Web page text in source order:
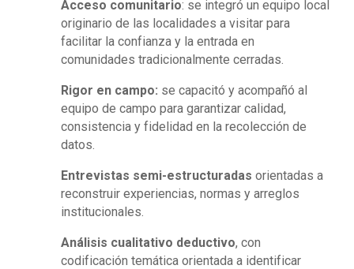
Acceso comunitario: se integró un equipo local
originario de las localidades a visitar para
facilitar la confianza y la entrada en
comunidades tradicionalmente cerradas.
Rigor en campo: se capacitó y acompañó al
equipo de campo para garantizar calidad,
consistencia y fidelidad en la recolección de
datos.
Entrevistas semi-estructuradasorientadas a
reconstruir experiencias, normas y arreglos
institucionales.
Análisis cualitativo deductivo, con
codificación temática orientada a identificar